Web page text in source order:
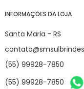
INFORMAÇÕES DA LOJA
Santa Maria - RS
(55) 99928-7850
(55) 99928-7850